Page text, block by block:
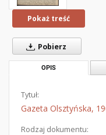
Pokaż treść
Pobierz
OPIS
Tytuł:
Gazeta Olsztyńska,
Rodzaj dokumentu: